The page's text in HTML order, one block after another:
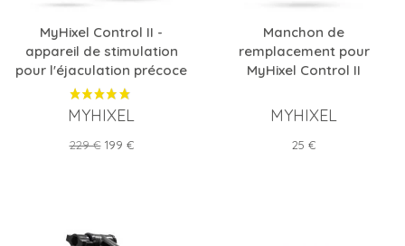
MyHixel Control II -
appareil de stimulation
pour l'éjaculation précoce
MYHIXEL
Prix
229 € Prix
199 €
Manchon de
remplacement pour
MyHixel Control II
MYHIXEL
Prix
25 €